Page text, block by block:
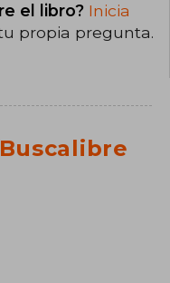
el libro? Inicia
propia pregunta.